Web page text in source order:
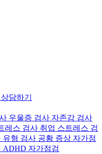
상담하기
우울증 검사 자존감 검사
레스 검사 취업 스트레스 검
유형 검사 공황 증상 자가점
ADHD 자가점검